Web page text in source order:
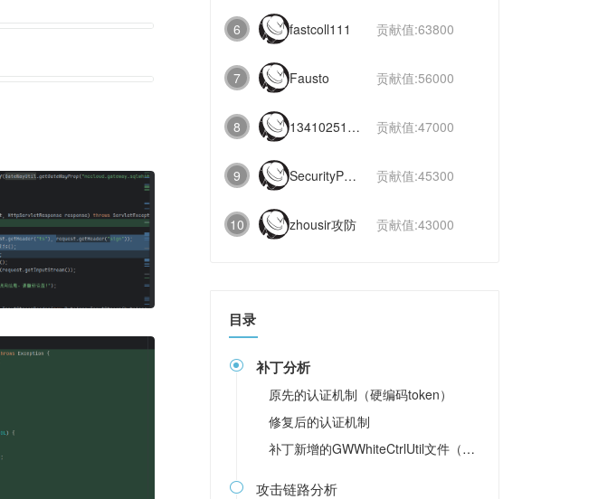
6 fastcoll111 贡献值:63800
7 Fausto 贡献值:56000
8 1341025112991831 贡献值:47000
9 SecurityPaper 贡献值:45300
10 zhousir攻防 贡献值:43000
目录
 补丁分析
原先的认证机制（硬编码token）
修复后的认证机制
补丁新增的GWWhiteCtrlUtil文件（黑名单安全权限检查机制）
 攻击链路分析